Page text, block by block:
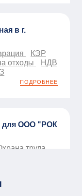
в г.
КЭР
отходы
НДВ
ПОДРОБНЕЕ
для ООО "РОК
труда